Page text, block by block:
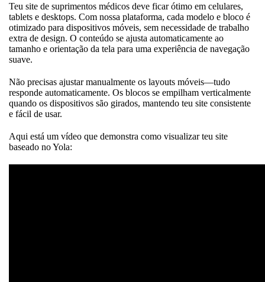
Teu site de suprimentos médicos deve ficar ótimo em celulares,
tablets e desktops. Com nossa plataforma, cada modelo e bloco é
otimizado para dispositivos móveis, sem necessidade de trabalho
extra de design. O conteúdo se ajusta automaticamente ao
tamanho e orientação da tela para uma experiência de navegação
suave.
Não precisas ajustar manualmente os layouts móveis—tudo
responde automaticamente. Os blocos se empilham verticalmente
quando os dispositivos são girados, mantendo teu site consistente
e fácil de usar.
Aqui está um vídeo que demonstra como visualizar teu site
baseado no Yola: